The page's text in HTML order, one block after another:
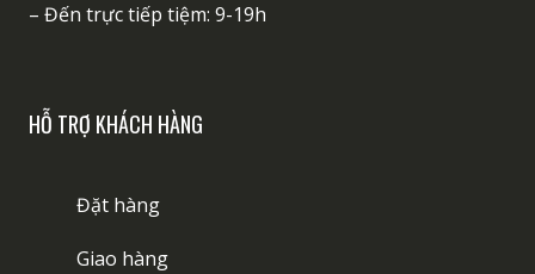
– Đến trực tiếp tiệm: 9-19h
HỖ TRỢ KHÁCH HÀNG
Đặt hàng
Giao hàng